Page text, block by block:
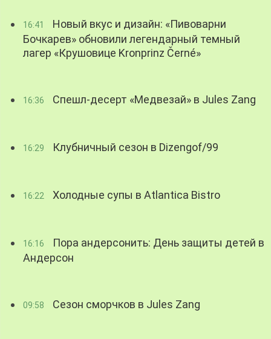
16:41
Новый вкус и дизайн: «Пивоварни
Бочкарев» обновили легендарный темный
лагер «Крушовице Kronprinz Černé»
16:36 Спешл-десерт «Медвезай» в Jules Zang
16:29 Клубничный сезон в Dizengof/99
16:22 Холодные супы в Atlantica Bistro
16:16
Пора андерсонить: День защиты детей в
Андерсон
09:58 Сезон сморчков в Jules Zang